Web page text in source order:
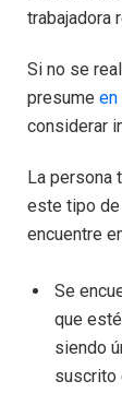
trabajadora
Si no se
presume en
considerar
La persona
este tipo de
encuentre
Se
que
siendo
suscrito